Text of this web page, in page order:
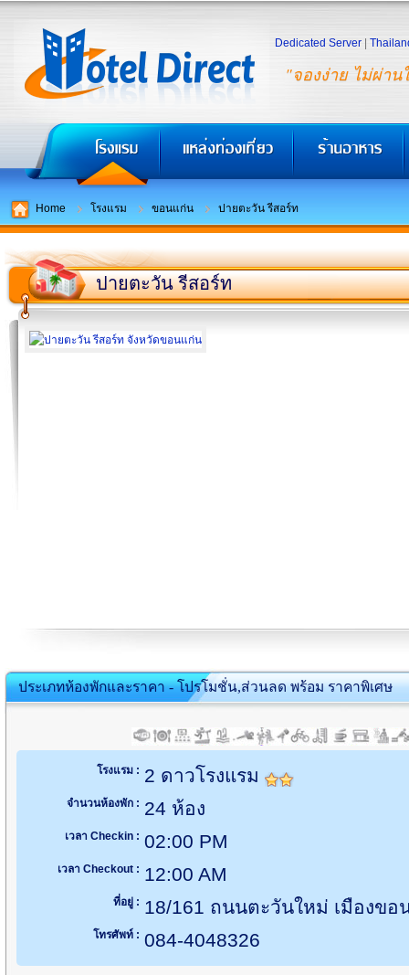
"จองง่าย ไม่ผ่าน
Dedicated Server
Home โรงแรม ขอนแก่น ปายตะวัน รีสอร์ท
ปายตะวัน รีสอร์ท
ประเภทห้องพักและราคา - โปรโมชั่น,ส่วนลด พร้อม ราคาพิเศษ
โรงแรม : 2 ดาวโรงแรม
จำนวนห้องพัก : 24 ห้อง
เวลา Checkin : 02:00 PM
เวลา Checkout : 12:00 AM
ที่อยู่ : 18/161 ถนนตะวันใหม่ เมืองข
โทรศัพท์ : 084-4048326